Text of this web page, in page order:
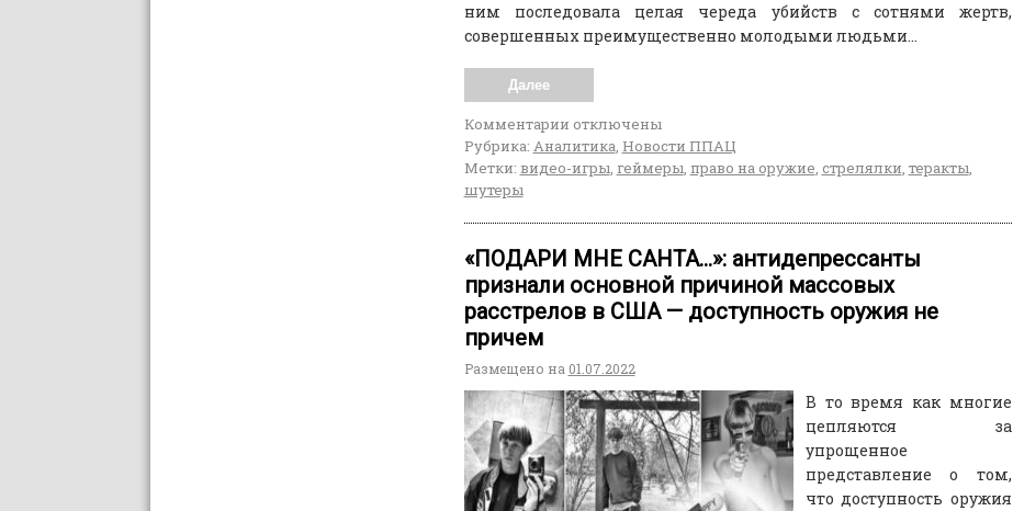
ним последовала целая череда убийств с сотнями жертв,
совершенных преимущественно молодыми людьми…
Далее
Комментарии отключены
Рубрика: Аналитика, Новости ППАЦ
Метки: видео-игры, геймеры, право на оружие, стрелялки, теракты,
шутеры
«ПОДАРИ МНЕ САНТА…»: антидепрессанты
признали основной причиной массовых
расстрелов в США — доступность оружия не
причем
Размещено на 01.07.2022
В то время как многие
цепляются за
упрощенное
представление о том,
что доступность оружия